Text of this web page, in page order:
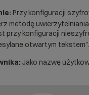
Przy konfiguracji
metodę uwierzytelniania
przy konfiguracji
otwartym tekstem”.
Jako nazwę